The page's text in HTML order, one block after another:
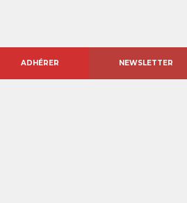
ADHÉRER NEWSLETTER